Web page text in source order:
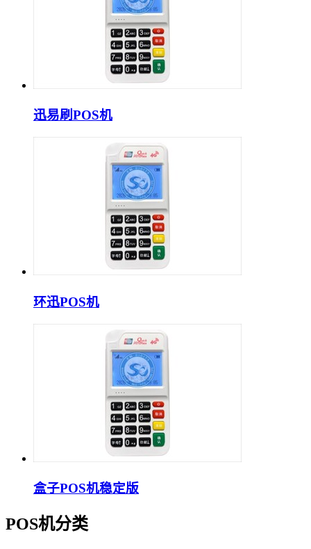
迅易刷POS机
环迅POS机
盒子POS机稳定版
POS机分类